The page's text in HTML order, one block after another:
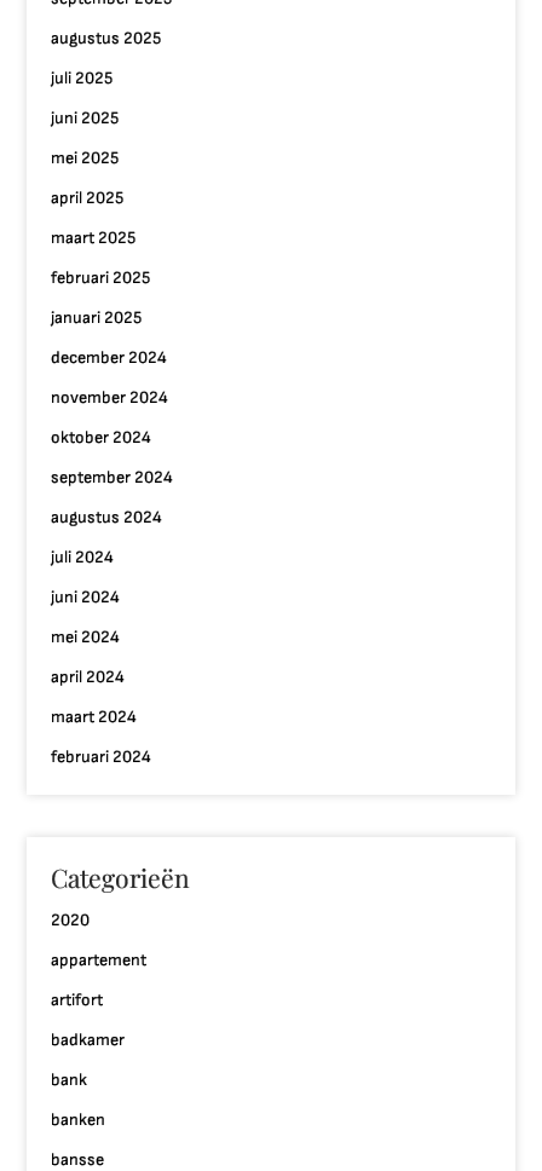
augustus 2025
juli 2025
juni 2025
mei 2025
april 2025
maart 2025
februari 2025
januari 2025
december 2024
november 2024
oktober 2024
september 2024
augustus 2024
juli 2024
juni 2024
mei 2024
april 2024
maart 2024
februari 2024
Categorieën
2020
appartement
artifort
badkamer
bank
banken
bansse